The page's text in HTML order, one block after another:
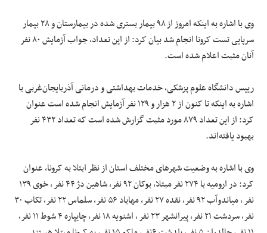
وی با اشاره به اینکه امروز از ۹۸ بیمار بستری شده در بیمارستان و ۲۸ بیمار
سرپایی تست کرونا انجام شد بیان کرد: از این تعداد، جواب آزمایش ۸۰ نفر
آنان مثبت اعلام شده است.
رییس دانشگاه علوم پزشکی، خدمات بهداشتی و درمانی آذربایجان‌غربی با
اشاره به اینکه تا کنون از ۲ هزار و ۱۲۹ نفر آزمایش انجام شده است عنوان
کرد: از این تعداد ۸۷۹ مورد مثبت گزارش شده است که تعداد ۴۳۲ نفر
بهبود یافته‌اند.
وی با اشاره به وضعیت شهرها‌ی مختلف استان از نظر ابتلا به کرونا، عنوان
کرد: در ارومیه با ۲۷۴ نفر مبتلا، بوکان ۹۲ نفر، شاهین دژ ۴۴ نفر ، خوی ۱۳۹
نفر ، میاندوآب ۹۲ نفر، نقده ۲۷ نفر، مهاباد ۵۶ نفر، سلماس ۲۲ نفر، تکاب ۳۰
نفر، سردشت ۲۱ نفر، پیرانشهر ۲۳ نفر ، اشنویه ۱۸ نفر، چایپاره ۴ شوط ۱۱ نفر،